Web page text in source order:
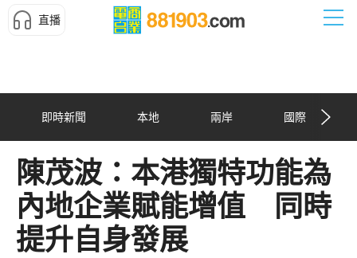
直播
即時新聞 本地 兩岸 國際
陳茂波：本港獨特功能為
內地企業賦能增值 同時
提升自身發展